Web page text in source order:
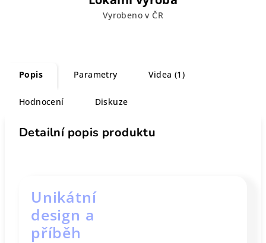
Vyrobeno v ČR
Popis Parametry Videa (1)
Hodnocení Diskuze
Detailní popis produktu
Unikátní
design a
příběh